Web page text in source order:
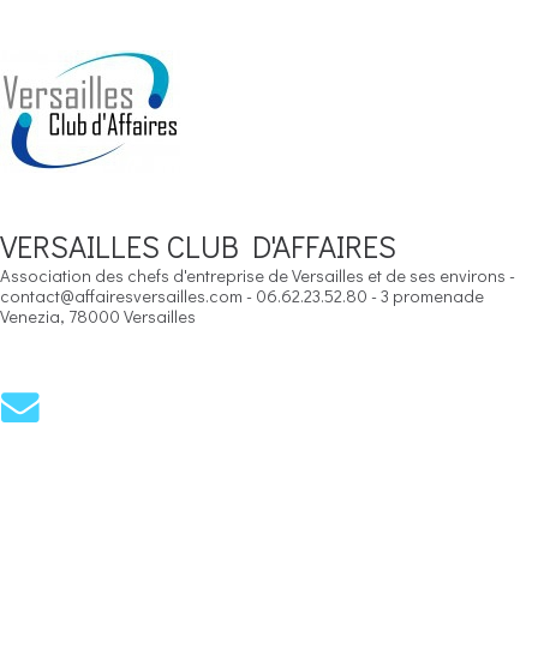
VERSAILLES CLUB D'AFFAIRES
Association des chefs d'entreprise de Versailles et de ses environs -
contact@affairesversailles.com - 06.62.23.52.80 - 3 promenade
Venezia, 78000 Versailles